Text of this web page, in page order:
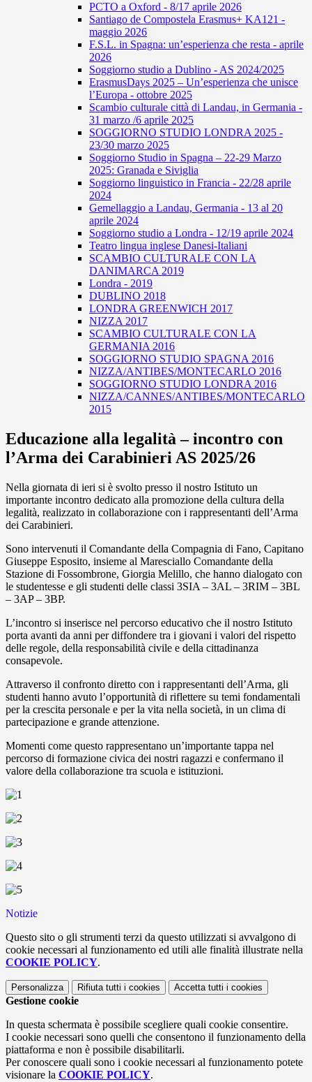
PCTO a Oxford - 8/17 aprile 2026
Santiago de Compostela Erasmus+ KA121 -
maggio 2026
F.S.L. in Spagna: un’esperienza che resta - aprile
2026
Soggiorno studio a Dublino - AS 2024/2025
ErasmusDays 2025 – Un’esperienza che unisce
l’Europa - ottobre 2025
Scambio culturale città di Landau, in Germania -
31 marzo /6 aprile 2025
SOGGIORNO STUDIO LONDRA 2025 -
23/30 marzo 2025
Soggiorno Studio in Spagna – 22-29 Marzo
2025: Granada e Siviglia
Soggiorno linguistico in Francia - 22/28 aprile
2024
Gemellaggio a Landau, Germania - 13 al 20
aprile 2024
Soggiorno studio a Londra - 12/19 aprile 2024
Teatro lingua inglese Danesi-Italiani
SCAMBIO CULTURALE CON LA
DANIMARCA 2019
Londra - 2019
DUBLINO 2018
LONDRA GREENWICH 2017
NIZZA 2017
SCAMBIO CULTURALE CON LA
GERMANIA 2016
SOGGIORNO STUDIO SPAGNA 2016
NIZZA/ANTIBES/MONTECARLO 2016
SOGGIORNO STUDIO LONDRA 2016
NIZZA/CANNES/ANTIBES/MONTECARLO
2015
Educazione alla legalità – incontro con
l’Arma dei Carabinieri AS 2025/26
Nella giornata di ieri si è svolto presso il nostro Istituto un
importante incontro dedicato alla promozione della cultura della
legalità, realizzato in collaborazione con i rappresentanti dell’Arma
dei Carabinieri.
Sono intervenuti il Comandante della Compagnia di Fano, Capitano
Giuseppe Esposito, insieme al Maresciallo Comandante della
Stazione di Fossombrone, Giorgia Melillo, che hanno dialogato con
le studentesse e gli studenti delle classi 3SIA – 3AL – 3RIM – 3BL
– 3AP – 3BP.
L’incontro si inserisce nel percorso educativo che il nostro Istituto
porta avanti da anni per diffondere tra i giovani i valori del rispetto
delle regole, della responsabilità civile e della cittadinanza
consapevole.
Attraverso il confronto diretto con i rappresentanti dell’Arma, gli
studenti hanno avuto l’opportunità di riflettere su temi fondamentali
per la crescita personale e per la vita nella società, in un clima di
partecipazione e grande attenzione.
Momenti come questo rappresentano un’importante tappa nel
percorso di formazione civica dei nostri ragazzi e confermano il
valore della collaborazione tra scuola e istituzioni.
Notizie
Questo sito o gli strumenti terzi da questo utilizzati si avvalgono di
cookie necessari al funzionamento ed utili alle finalità illustrate nella
COOKIE POLICY.
Personalizza Rifiuta tutti i cookies Accetta tutti i cookies
Gestione cookie
In questa schermata è possibile scegliere quali cookie consentire.
I cookie necessari sono quelli che consentono il funzionamento della
piattaforma e non è possibile disabilitarli.
Per conoscere quali sono i cookie necessari al funzionamento potete
visionare la COOKIE POLICY.